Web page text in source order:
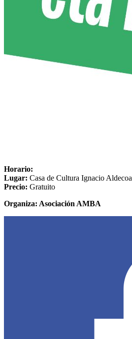
Horario:
Lugar: Casa de Cultura Ignacio Aldecoa
Precio: Gratuito
Organiza: Asociación AMBA